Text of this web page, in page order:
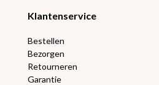
Klantenservice
Bestellen
Bezorgen
Retourneren
Garantie